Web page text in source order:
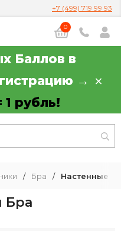
+7 (499) 719 99 93
0
Баллов в
→
1 рубль!
/ Бра / Настенные
Бра